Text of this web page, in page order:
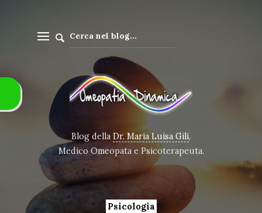
Blog della Dr. Maria Luisa Gili,
Medico Omeopata e Psicoterapeuta.
Psicologia